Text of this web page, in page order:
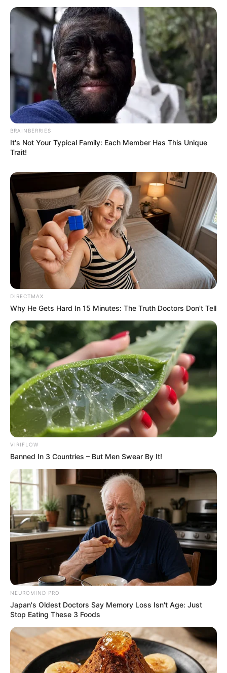
BRAINBERRIES
It's Not Your Typical Family: Each Member Has This Unique
Trait!
DIRECTMAX
Why He Gets Hard In 15 Minutes: The Truth Doctors Don't Tell
VIRIFLOW
Banned In 3 Countries – But Men Swear By It!
NEUROMIND PRO
Japan's Oldest Doctors Say Memory Loss Isn't Age: Just
Stop Eating These 3 Foods